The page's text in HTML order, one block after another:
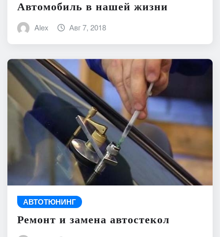
Автомобиль в нашей жизни
Alex Авг 7, 2018
АВТОТЮНИНГ
Ремонт и замена автостекол